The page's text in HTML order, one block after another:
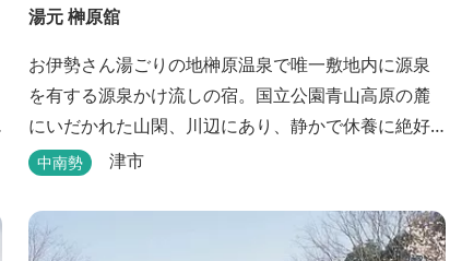
湯元 榊原舘
お伊勢さん湯ごりの地榊原温泉で唯一敷地内に源泉
を有する源泉かけ流しの宿。国立公園青山高原の麓
にいだかれた山閑、川辺にあり、静かで休養に絶好
の地です。ご宿泊、お夕席の他日帰り温泉も楽しめ
と健康をテーマとしたふるさと会席をご用意してい
ます。
中南勢 津市